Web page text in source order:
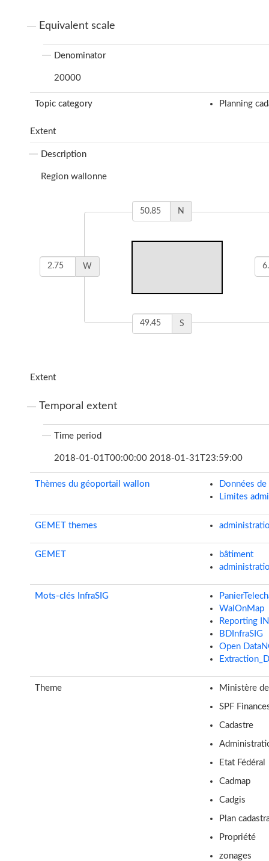
Equivalent scale
Denominator
20000
Topic category Planning
Extent
Description
Region wallonne
N
S
W
Extent
Temporal extent
Time period
2018-01-01T00:00:00 2018-01-31T23:59:00
Thèmes du géoportail wallon
Données de
Limites
GEMET themes
GEMET
bâtiment
Mots-clés InfraSIG
WalOnMap
Reporting
BDInfraSIG
Open
Theme Ministère
SPF
Cadastre
Etat Fédéral
Cadmap
Cadgis
Plan
Propriété
zonages